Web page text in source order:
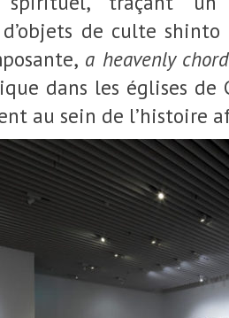
de culte shinto
a heavenly
dans les églises
au sein de l’histoire